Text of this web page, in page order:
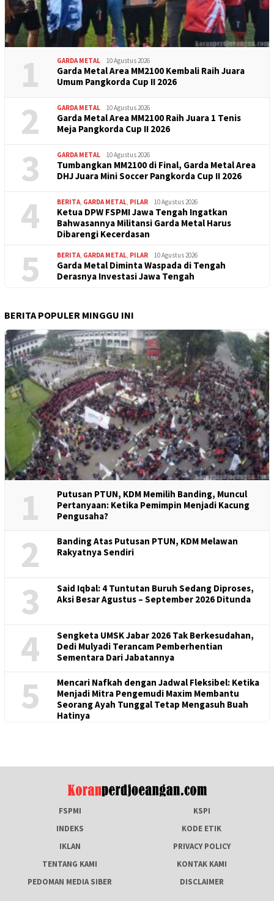
1 GARDA METAL 10 Agustus 2026
Garda Metal Area MM2100 Kembali Raih Juara
Umum Pangkorda Cup II 2026
2 GARDA METAL 10 Agustus 2026
Garda Metal Area MM2100 Raih Juara 1 Tenis
Meja Pangkorda Cup II 2026
3 GARDA METAL 10 Agustus 2026
Tumbangkan MM2100 di Final, Garda Metal Area
DHJ Juara Mini Soccer Pangkorda Cup II 2026
4 BERITA, GARDA METAL, PILAR 10 Agustus 2026
Ketua DPW FSPMI Jawa Tengah Ingatkan
Bahwasannya Militansi Garda Metal Harus
Dibarengi Kecerdasan
5 BERITA, GARDA METAL, PILAR 10 Agustus 2026
Garda Metal Diminta Waspada di Tengah
Derasnya Investasi Jawa Tengah
BERITA POPULER MINGGU INI
1
Putusan PTUN, KDM Memilih Banding, Muncul
Pertanyaan: Ketika Pemimpin Menjadi Kacung
Pengusaha?
2
Banding Atas Putusan PTUN, KDM Melawan
Rakyatnya Sendiri
3
Said Iqbal: 4 Tuntutan Buruh Sedang Diproses,
Aksi Besar Agustus – September 2026 Ditunda
4
Sengketa UMSK Jabar 2026 Tak Berkesudahan,
Dedi Mulyadi Terancam Pemberhentian
Sementara Dari Jabatannya
5
Mencari Nafkah dengan Jadwal Fleksibel: Ketika
Menjadi Mitra Pengemudi Maxim Membantu
Seorang Ayah Tunggal Tetap Mengasuh Buah
Hatinya
FSPMI
KSPI
INDEKS
KODE ETIK
IKLAN
PRIVACY POLICY
TENTANG KAMI
KONTAK KAMI
PEDOMAN MEDIA SIBER
DISCLAIMER